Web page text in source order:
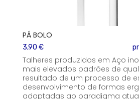
PÁ BOLO
3,90 €
Talheres produzidos em Aço
mais elevados padrões de
resultado de um processo de
desenvolvimento de formas
adaptadas ao paradigma